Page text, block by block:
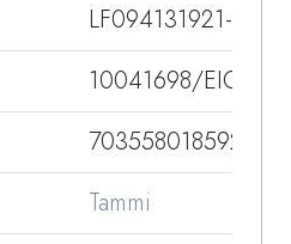
LF094131921-35
10041698/
7035580185925
Tammi